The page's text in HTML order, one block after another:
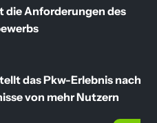
die Anforderungen des
das Pkw-Erlebnis nach
von mehr Nutzern